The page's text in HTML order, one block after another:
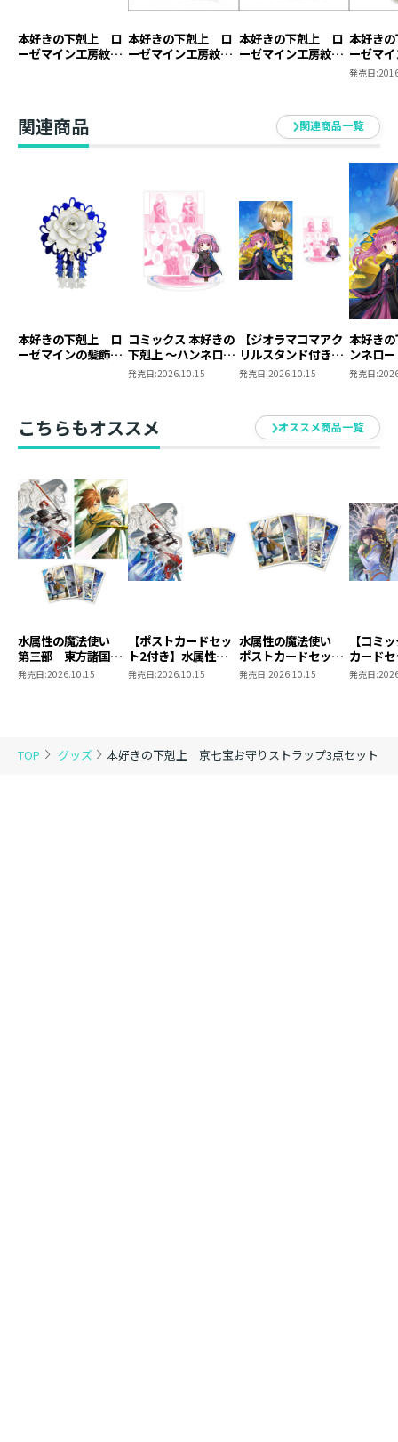
TOP グッズ 本好きの下剋上 京七宝お守りストラップ3点セット
ドレッファングーア（色：淡黄色） text by 香月美
夜
ました。
英知の女神メスティオノーラの記号が刻まれたお守りで
貴族院の奉納式から二日と経たずにドレヴァンヒェルの
学生全員に配られました。
イラスト：こよいみつき
「オルトヴィーン、これがメスティオノーラのお守りで
すか？ 素敵ですね。わたくしもたくさんお祈りしなく
「あの、姉上。それは私のお守りです。返していただけ
ませんか？」
「また作れば良いではありませんか。素材はあるでしょ
ませんか」
「それはそうですが……。ハァ」
夜
『第五部 女神の化身Ⅲ』収録「領地対抗戦の準備」に
出てきました。
芽吹きの女神ブルーアンファの記号が刻まれたお守りで
す。
リュールラディとミュリエラは素敵な恋物語に出会える
イラスト：こよいみつき
「本当に素敵な恋物語に出会えるなんて！ ブルーアン
本好きの下剋上 ロ
ーゼマイン工房紋章
本好きの下剋上 ロ
ーゼマイン工房紋章
本好きの下剋上 ロ
ーゼマイン工房紋章
本好き
ーゼマ
キーホ
発売日:
関連商品 関連商品一覧
本好きの下剋上 ロ
ーゼマインの髪飾り
コミックス 本好きの
下剋上 ～ハンネロー
レの貴族院五年生～
（1巻4話）
発売日:2026.10.15
【ジオラマコマアク
リルスタンド付き】
本好きの下剋上 ～ハ
たいお姫様 2」（コ
ミックス）
発売日:2026.10.15
本好き
ンネロ
五年生
発売日:
こちらもオススメ オススメ商品一覧
水属性の魔法使い
第三部 東方諸国編
8 同時発売まとめ
発売日:2026.10.15
【ポストカードセッ
ト2付き】水属性の
魔法使い 第三部
発売日:2026.10.15
水属性の魔法使い
ポストカードセット
2
発売日:2026.10.15
【コミ
カード
き】恋
＠
発売日: